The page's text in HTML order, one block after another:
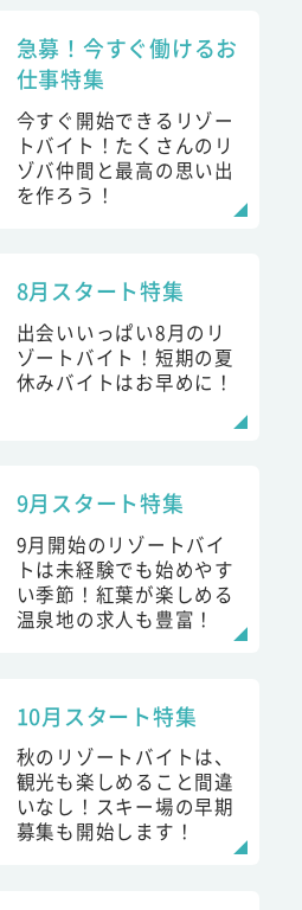
急募！今すぐ働けるお
仕事特集
今すぐ開始できるリゾー
トバイト！たくさんのリ
ゾバ仲間と最高の思い出
を作ろう！
8月スタート特集
出会いいっぱい8月のリ
ゾートバイト！短期の夏
休みバイトはお早めに！
9月スタート特集
9月開始のリゾートバイ
トは未経験でも始めやす
い季節！紅葉が楽しめる
温泉地の求人も豊富！
10月スタート特集
秋のリゾートバイトは、
観光も楽しめること間違
いなし！スキー場の早期
募集も開始します！